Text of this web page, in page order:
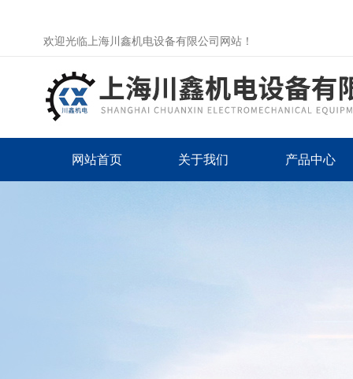
欢迎光临上海川鑫机电设备有限公司网站！
网站首页 关于我们 产品中心